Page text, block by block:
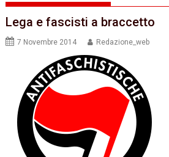
Lega e fascisti a braccetto
7 Novembre 2014 Redazione_web